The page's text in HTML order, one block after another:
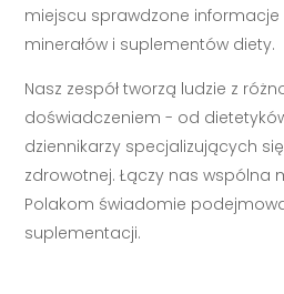
miejscu sprawdzone informacje
minerałów i suplementów diety.
Nasz zespół tworzą ludzie z
doświadczeniem - od
dziennikarzy specjalizujących
zdrowotnej. Łączy nas wspólna
Polakom świadomie
suplementacji.